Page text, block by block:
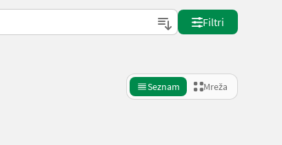
Filtri
Seznam Mreža